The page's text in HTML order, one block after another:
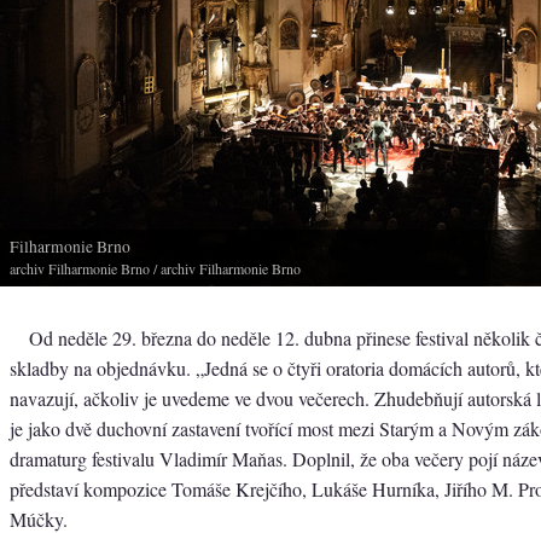
Filharmonie Brno
archiv Filharmonie Brno/ archiv Filharmonie Brno
Od neděle 29. března do neděle 12. dubna přinese festival několik
skladby na objednávku. „Jedná se o čtyři oratoria domácích autorů,
navazují, ačkoliv je uvedeme ve dvou večerech. Zhudebňují autorská
je jako dvě duchovní zastavení tvořící most mezi Starým a Novým
dramaturg festivalu Vladimír Maňas. Doplnil, že oba večery pojí
představí kompozice Tomáše Krejčího, Lukáše Hurníka, Jiřího M.
Múčky.